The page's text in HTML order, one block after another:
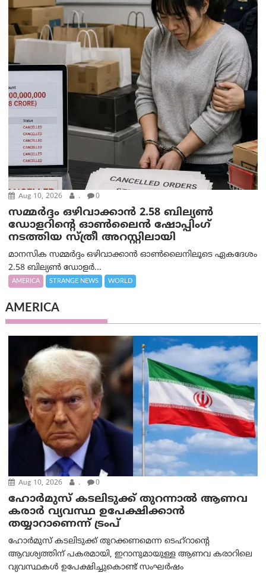
Aug 10, 2026 . 0
സമ്മര്‍ദ്ദം ഒഴിവാക്കാന്‍ 2.58 ബില്യൺ
ഡോളറിന്റെ ഓണ്‍ലൈന്‍ ഷോപ്പിംഗ്
നടത്തിയ സ്ത്രീ അറസ്റ്റിലായി
മാനസിക സമ്മര്‍ദ്ദം ഒഴിവാക്കാന്‍ ഓണ്‍ലൈനിലൂടെ ഏകദേശം
2.58 ബില്യൺ ഡോളർ...
AMERICA STRANGE NEWS WORLD
AMERICA
Aug 10, 2026 . 0
ഹോർമുസ് കടലിടുക്ക് തുറന്നാൽ ആണവ
കരാർ വ്യവസ്ഥ ഉപേക്ഷിക്കാൻ
തയ്യാറാണെന്ന് ട്രം‌പ്
ഹോർമുസ് കടലിടുക്ക് തുറക്കണമെന്ന ടെഹ്‌റാന്റെ
ആവശ്യത്തിന് പകരമായി, ഇറാനുമായുള്ള ആണവ കരാറിലെ
വ്യവസ്ഥകൾ ഉപേക്ഷിച്ചുകൊണ്ട് സംഘർഷം